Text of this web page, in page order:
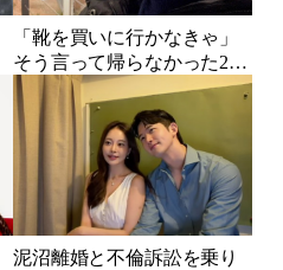
「靴を買いに行かなきゃ」
そう言って帰らなかった24
歳俳優…28歳の誕生日、母
が玄関に置いた“届かない贈
り物”
泥沼離婚と不倫訴訟を乗り